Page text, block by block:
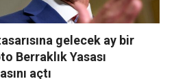
gelecek ay bir
Berraklık Yasası
açtı